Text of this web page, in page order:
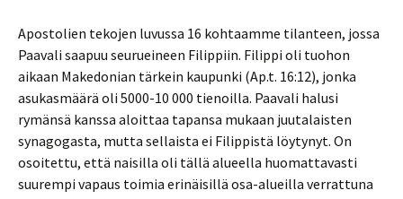
Apostolien tekojen luvussa 16 kohtaamme tilanteen, jossa
Paavali saapuu seurueineen Filippiin. Filippi oli tuohon
aikaan Makedonian tärkein kaupunki (Ap.t. 16:12), jonka
asukasmäärä oli 5000-10 000 tienoilla. Paavali halusi
rymänsä kanssa aloittaa tapansa mukaan juutalaisten
synagogasta, mutta sellaista ei Filippistä löytynyt. On
osoitettu, että naisilla oli tällä alueella huomattavasti
suurempi vapaus toimia erinäisillä osa-alueilla verrattuna